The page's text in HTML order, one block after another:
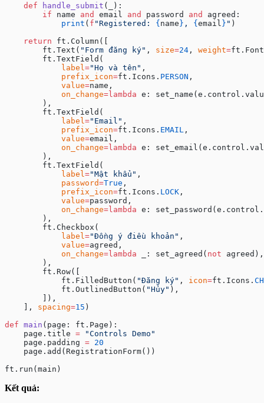
    def
handle_submit (_):
        if
name and email and password and
agreed:
            print
( f "Registered: { name } , { email } " )
    return
ft.Column([
        ft.Text(
"Form đăng ký" , size=24 , weight=
        ft.TextField(
            label
="Họ và tên" ,
            prefix_icon
=ft.Icons. PERSON ,
            value
=name,
            on_change
=lambda e:
        ),
        ft.TextField(
            label
="Email" ,
            prefix_icon
=ft.Icons. EMAIL ,
            value
=email,
            on_change
=lambda e:
        ),
        ft.TextField(
            label
="Mật khẩu" ,
            password
=True ,
            prefix_icon
=ft.Icons. LOCK ,
            value
=password,
            on_change
=lambda e:
        ),
        ft.Checkbox(
            label
="Đồng ý điều khoản" ,
            value
=agreed,
            on_change
=lambda _: set_agreed( not agreed),
        ),
        ft.Row([
            ft.FilledButton(
"Đăng ký" , icon=ft.Icons.
            ft.OutlinedButton(
"Hủy" ),
        ]),
    ],
spacing=15 )
def main (page: ft.Page):
    page.title
= "Controls Demo"
    page.padding
= 20
    page.add(RegistrationForm())
ft.run(main)
Kết quả: